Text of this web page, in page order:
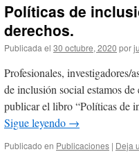
Políticas de
derechos.
Publicada el 30 octubre, 2020 por
Profesionales, investigadores/
de inclusión social estamos
publicar el libro “Políticas de
Sigue leyendo →
Publicado en Publicaciones | Deja